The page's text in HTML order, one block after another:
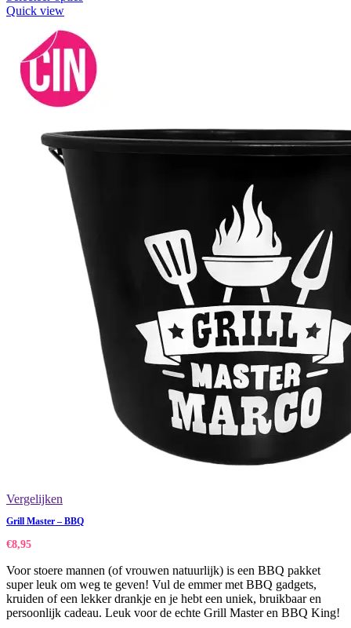
Quick view
Vergelijken
Grill Master – BBQ
€8,95
Voor stoere mannen (of vrouwen natuurlijk) is een BBQ pakket
super leuk om weg te geven! Vul de emmer met BBQ gadgets,
kruiden of een lekker drankje en je hebt een uniek, bruikbaar en
persoonlijk cadeau. Leuk voor de echte Grill Master en BBQ King!